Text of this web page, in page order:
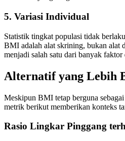
5. Variasi Individual
Statistik tingkat populasi tidak
BMI adalah alat skrining, bukan alat
menjadi salah satu dari banyak faktor
Alternatif yang Lebih
Meskipun BMI tetap berguna
metrik berikut memberikan konteks
Rasio Lingkar Pinggang